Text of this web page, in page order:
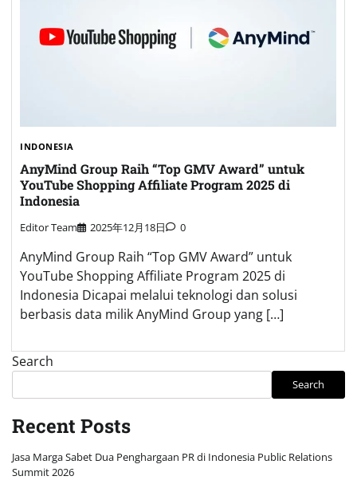
INDONESIA
AnyMind Group Raih “Top GMV Award” untuk
YouTube Shopping Affiliate Program 2025 di
Indonesia
Editor Team 2025年12月18日 0
AnyMind Group Raih “Top GMV Award” untuk
YouTube Shopping Affiliate Program 2025 di
Indonesia Dicapai melalui teknologi dan solusi
berbasis data milik AnyMind Group yang […]
Search
Search
Recent Posts
Jasa Marga Sabet Dua Penghargaan PR di Indonesia Public Relations
Summit 2026